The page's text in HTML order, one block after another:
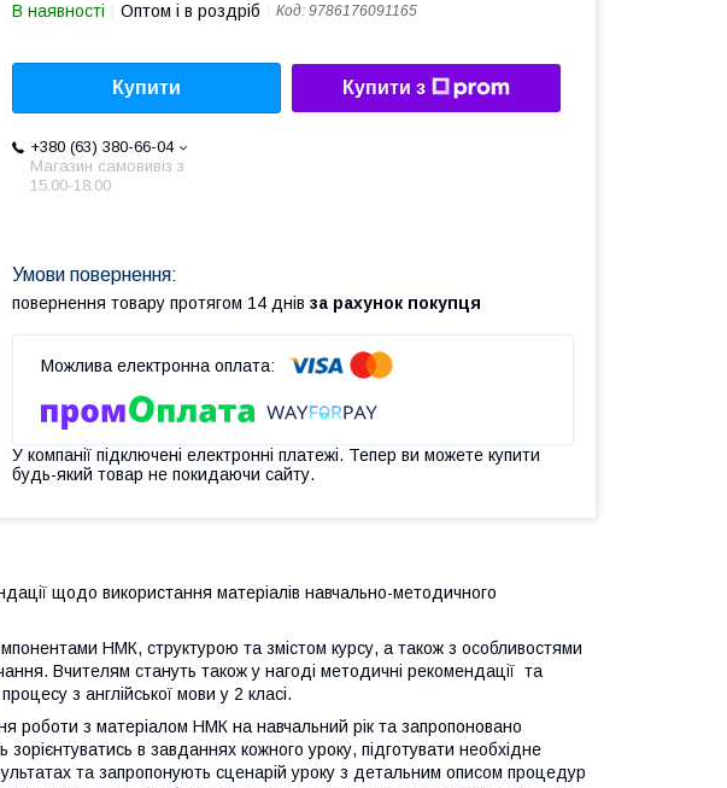
В наявності Оптом і в роздріб Код: 9786176091165
Купити Купити з
+380 (63) 380-66-04
Магазин самовивіз з
15.00-18.00
повернення товару протягом 14 днів за рахунок покупця
У компанії підключені електронні платежі. Тепер ви можете купити
будь-який товар не покидаючи сайту.
щодо використання матеріалів навчально-методичного
НМК, структурою та змістом курсу, а також з особливостями
Вчителям стануть також у нагоді методичні рекомендації та
з англійської мови у 2 класі.
роботи з матеріалом НМК на навчальний рік та запропоновано
зорієнтуватись в завданнях кожного уроку, підготувати необхідне
та запропонують сценарій уроку з детальним описом процедур